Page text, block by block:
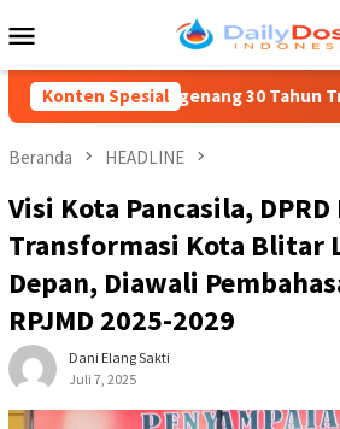
ke
Mobile
Konten Spesial
Mengenang 30 Tahun Tragedi
Beranda HEADLINE
Visi Kota Pancasila,
Transformasi Kota Blitar
Depan, Diawali
RPJMD 2025-2029
Dani Elang Sakti
Juli 7, 2025